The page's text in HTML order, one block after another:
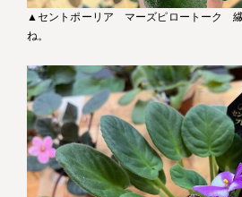
▲セントポーリア マーズピロートーク 繊
ね。